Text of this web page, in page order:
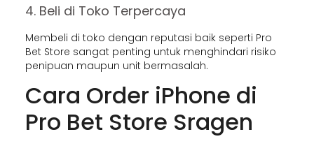
4. Beli di Toko Terpercaya
Membeli di toko dengan reputasi baik seperti Pro
Bet Store sangat penting untuk menghindari risiko
penipuan maupun unit bermasalah.
Cara Order iPhone di
Pro Bet Store Sragen